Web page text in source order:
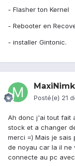
- Flasher ton Kernel
- Rebooter en
- installer Gintonic.
Posté(e) 21
Ah donc j'ai tout fait
stock et a changer
merci =) Mais je
de noyau car la il ne
connecte au pc